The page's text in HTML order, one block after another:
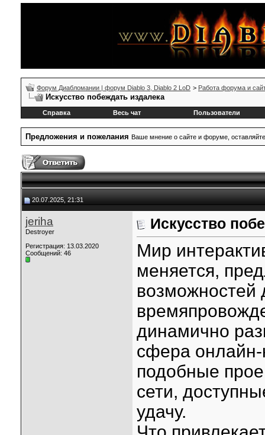
Форум Диабломании | форум Diablo 3, Diablo 2 LoD > Работа форума и
Искусство побеждать издалека
Справка Весь чат Пользователи
Предложения и пожелания Ваше мнение о сайте и форуме,
20.07.2025, 21:31
jeriha
Destroyer
Регистрация: 13.03.2020
Сообщений: 46
Искусство
Мир
меняется,
возможностей
динамично
сфера
подобные
сети,
удачу.